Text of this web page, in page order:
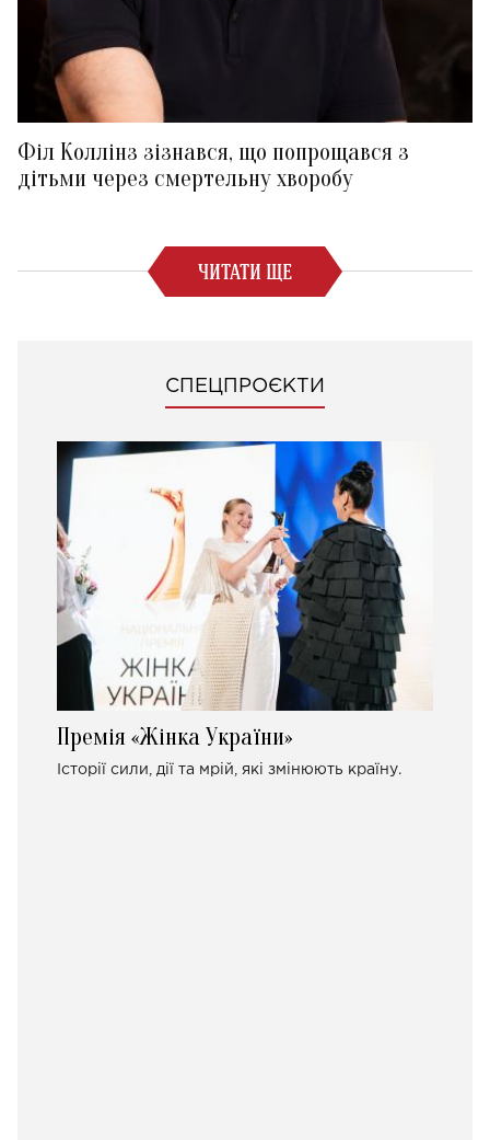
Філ Коллінз зізнався, що попрощався з
дітьми через смертельну хворобу
ЧИТАТИ ЩЕ
СПЕЦПРОЄКТИ
Премія «Жінка України»
Історії сили, дії та мрій, які змінюють країну.